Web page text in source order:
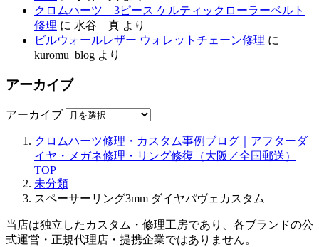
クロムハーツ 3ピース ケルティックローラーベルト
修理 に 水谷 真 より
ビルウォールレザー ウォレットチェーン修理 に
kuromu_blog より
アーカイブ
アーカイブ
クロムハーツ修理・カスタム事例ブログ｜アフターダ
イヤ・メガネ修理・リング修復（大阪／全国郵送）
TOP
未分類
スペーサーリング3mm ダイヤパヴェカスタム
当店は独立したカスタム・修理工房であり、各ブランドの公
式運営・正規代理店・提携企業ではありません。